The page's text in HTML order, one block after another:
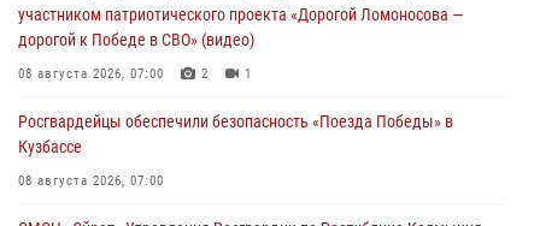
участником патриотического проекта «Дорогой Ломоносова —
дорогой к Победе в СВО» (видео)
08 августа 2026, 07:00 2 1
Росгвардейцы обеспечили безопасность «Поезда Победы» в
Кузбассе
08 августа 2026, 07:00